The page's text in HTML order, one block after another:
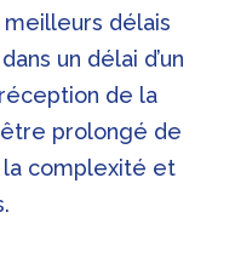
meilleurs délais
un délai d’un
de la
prolongé de
la complexité et